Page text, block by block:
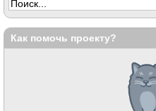
Как помочь проекту?